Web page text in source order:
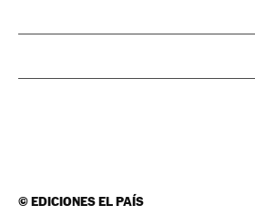
©EDICIONES EL PAÍS